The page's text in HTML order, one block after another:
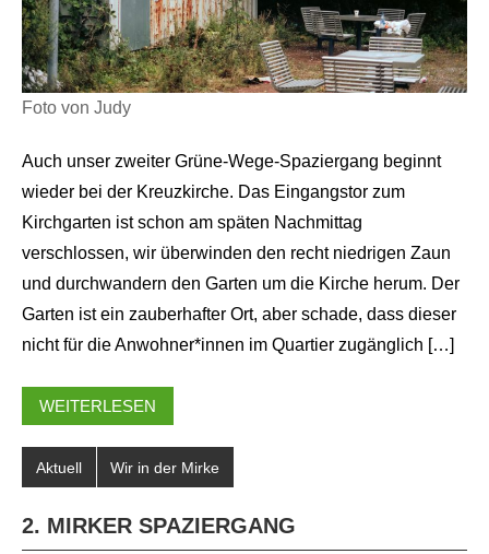
Foto von Judy
Auch unser zweiter Grüne-Wege-Spaziergang beginnt
wieder bei der Kreuzkirche. Das Eingangstor zum
Kirchgarten ist schon am späten Nachmittag
verschlossen, wir überwinden den recht niedrigen Zaun
und durchwandern den Garten um die Kirche herum. Der
Garten ist ein zauberhafter Ort, aber schade, dass dieser
nicht für die Anwohner*innen im Quartier zugänglich […]
WEITERLESEN
Aktuell Wir in der Mirke
2. MIRKER SPAZIERGANG